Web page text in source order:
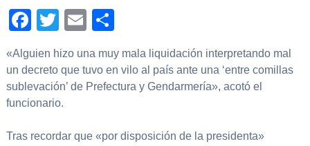
Facebook
TwitterEmail
«Alguien hizo una muy mala liquidación interpretando mal
un decreto que tuvo en vilo al país ante una ‘entre comillas
sublevación’ de Prefectura y Gendarmería», acotó el
funcionario.
Tras recordar que «por disposición de la presidenta»